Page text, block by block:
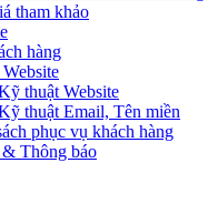
tham khảo
hàng
thuật Website
thuật Email, Tên miền
phục vụ khách hàng
Thông báo